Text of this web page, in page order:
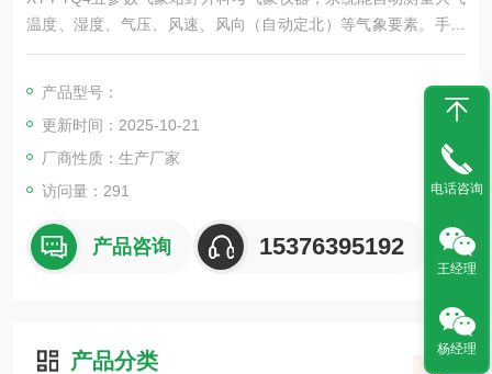
温度、湿度、气压、风速、风向（自动定北）等气象要素。手持
式气象站可直接读取实时气象数据，并自动储存历史数据。内置
通讯接口可将数据下载到电脑，方便用户对气象数据的进一步处
理分析。广泛应用于气象、军事、环保、农业、运动比赛、教学
研究和野外科考等领域。
产品型号：
更新时间：2025-10-21
厂商性质：生产厂家
访问量：291
产品咨询 15376395192
产品分类
电话咨询
王经理
杨经理